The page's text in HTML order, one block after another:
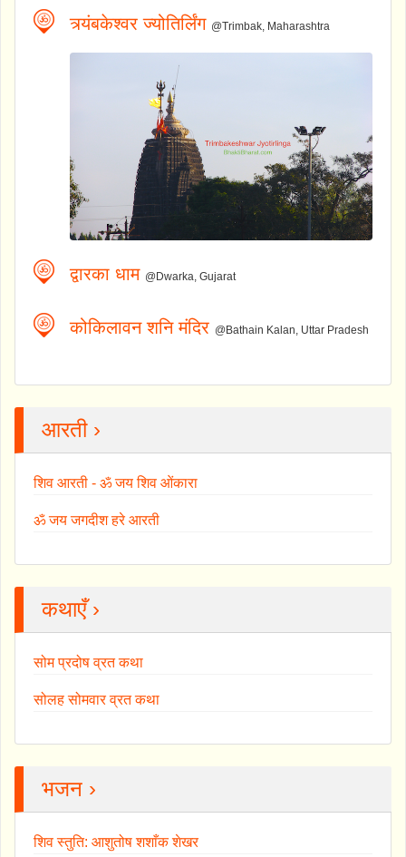
त्र्यंबकेश्वर ज्योतिर्लिंग @Trimbak, Maharashtra
द्वारका धाम @Dwarka, Gujarat
कोकिलावन शनि मंदिर @Bathain Kalan, Uttar Pradesh
आरती ›
शिव आरती - ॐ जय शिव ओंकारा
ॐ जय जगदीश हरे आरती
कथाएँ ›
सोम प्रदोष व्रत कथा
सोलह सोमवार व्रत कथा
भजन ›
शिव स्तुति: आशुतोष शशाँक शेखर